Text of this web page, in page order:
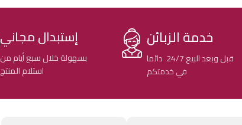
خدمة الزبائن
قبل وبعد البيع 24/7 دائما
في خدمتكم
إستبدال مجاني
بسهولة خلال سبع أيام من
استلام المنتج